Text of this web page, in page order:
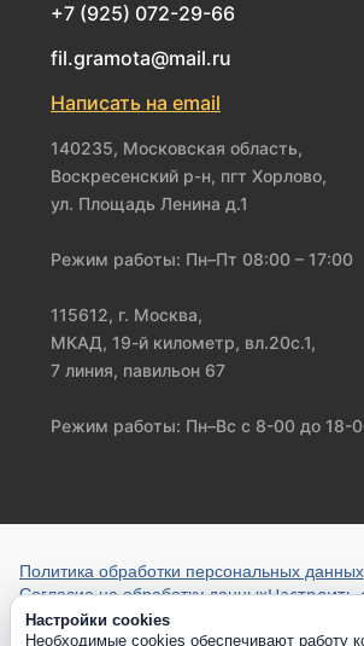
+7 (925) 072-29-66
fil.gramota@mail.ru
Написать на email
140235, Московская область,
Воскресенский р-н, пгт Хорлово,
ул. Площадь Ленина д.1
Режим работы: Пн–Пт 08:00 – 17:00
115612, г. Москва,
МКАД, 19-й километр, вл.20с.1,
7 линия, павильон 67
Режим работы: Пн–Вс с 8-00 до 18-
Политика обработки персональных данных
Согласие на обработку данныхНастроить
Настройки cookies
Необходимые cookies обеспечивают работу